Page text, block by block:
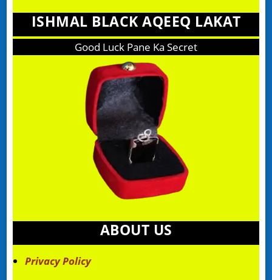
ISHMAL BLACK AQEEQ LAKAT
Good Luck Pane Ka Secret
ABOUT US
Privacy Policy